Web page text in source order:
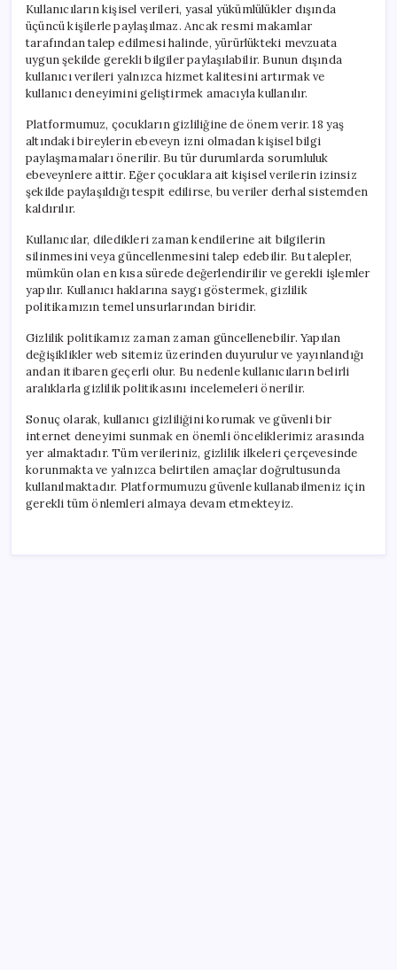
Kullanıcıların kişisel verileri, yasal yükümlülükler dışında
üçüncü kişilerle paylaşılmaz. Ancak resmi makamlar
tarafından talep edilmesi halinde, yürürlükteki mevzuata
uygun şekilde gerekli bilgiler paylaşılabilir. Bunun dışında
kullanıcı verileri yalnızca hizmet kalitesini artırmak ve
kullanıcı deneyimini geliştirmek amacıyla kullanılır.
Platformumuz, çocukların gizliliğine de önem verir. 18 yaş
altındaki bireylerin ebeveyn izni olmadan kişisel bilgi
paylaşmamaları önerilir. Bu tür durumlarda sorumluluk
ebeveynlere aittir. Eğer çocuklara ait kişisel verilerin izinsiz
şekilde paylaşıldığı tespit edilirse, bu veriler derhal sistemden
kaldırılır.
Kullanıcılar, diledikleri zaman kendilerine ait bilgilerin
silinmesini veya güncellenmesini talep edebilir. Bu talepler,
mümkün olan en kısa sürede değerlendirilir ve gerekli işlemler
yapılır. Kullanıcı haklarına saygı göstermek, gizlilik
politikamızın temel unsurlarından biridir.
Gizlilik politikamız zaman zaman güncellenebilir. Yapılan
değişiklikler web sitemiz üzerinden duyurulur ve yayınlandığı
andan itibaren geçerli olur. Bu nedenle kullanıcıların belirli
aralıklarla gizlilik politikasını incelemeleri önerilir.
Sonuç olarak, kullanıcı gizliliğini korumak ve güvenli bir
internet deneyimi sunmak en önemli önceliklerimiz arasında
yer almaktadır. Tüm verileriniz, gizlilik ilkeleri çerçevesinde
korunmakta ve yalnızca belirtilen amaçlar doğrultusunda
kullanılmaktadır. Platformumuzu güvenle kullanabilmeniz için
gerekli tüm önlemleri almaya devam etmekteyiz.